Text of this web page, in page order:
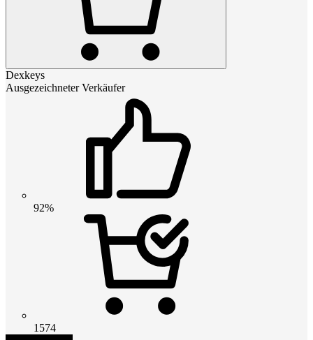
Dexkeys
Ausgezeichneter Verkäufer
92%
1574